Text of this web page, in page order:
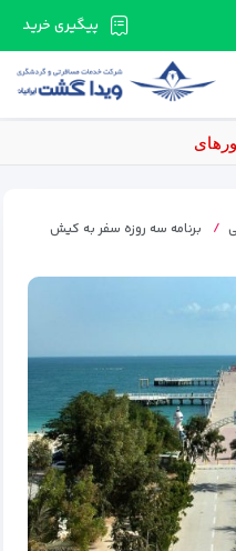
قطع می باشد لطفا
ت
پیگیری خرید
برنامه سه روزه سفر به کیش